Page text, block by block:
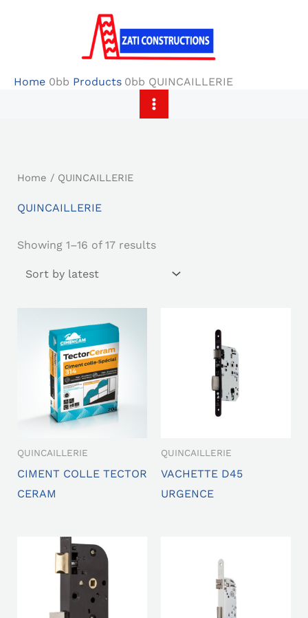
Home Products QUINCAILLERIE
Home / QUINCAILLERIE
QUINCAILLERIE
Showing 1–16 of 17 results
QUINCAILLERIE
CIMENT COLLE TECTOR
CERAM
QUINCAILLERIE
VACHETTE D45
URGENCE